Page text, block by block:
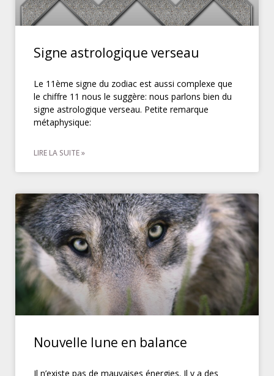
Signe astrologique verseau
Le 11ème signe du zodiac est aussi complexe que
le chiffre 11 nous le suggère: nous parlons bien du
signe astrologique verseau. Petite remarque
métaphysique:
LIRE LA SUITE »
Nouvelle lune en balance
Il n’existe pas de mauvaises énergies. Il y a des